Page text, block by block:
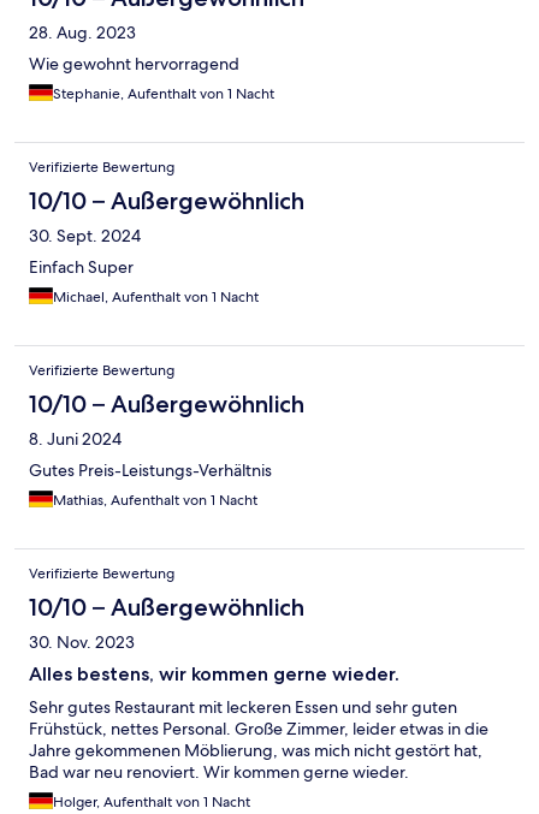
28. Aug. 2023
Wie gewohnt hervorragend
Stephanie, Aufenthalt von 1 Nacht
Verifizierte Bewertung
10/10 – Außergewöhnlich
30. Sept. 2024
Einfach Super
Michael, Aufenthalt von 1 Nacht
Verifizierte Bewertung
10/10 – Außergewöhnlich
8. Juni 2024
Gutes Preis-Leistungs-Verhältnis
Mathias, Aufenthalt von 1 Nacht
Verifizierte Bewertung
10/10 – Außergewöhnlich
30. Nov. 2023
Alles bestens, wir kommen gerne wieder.
Sehr gutes Restaurant mit leckeren Essen und sehr guten
Frühstück, nettes Personal. Große Zimmer, leider etwas in die
Jahre gekommenen Möblierung, was mich nicht gestört hat,
Bad war neu renoviert. Wir kommen gerne wieder.
Holger, Aufenthalt von 1 Nacht